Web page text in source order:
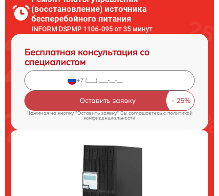
(восстановление) источника
бесперебойного питания
INFORM DSPMP 1106-095 от 35 минут
Бесплатная консультация со
специалистом
Оставить заявку
Нажимая на кнопку "Оставить заявку" Вы соглашаетесь cполитикой
конфиденциальности